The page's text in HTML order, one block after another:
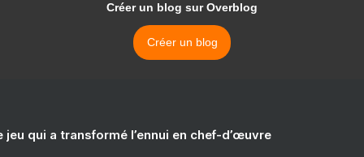
Créer un blog sur Overblog
Créer un blog
jeu qui a transformé l’ennui en chef-d’œuvre